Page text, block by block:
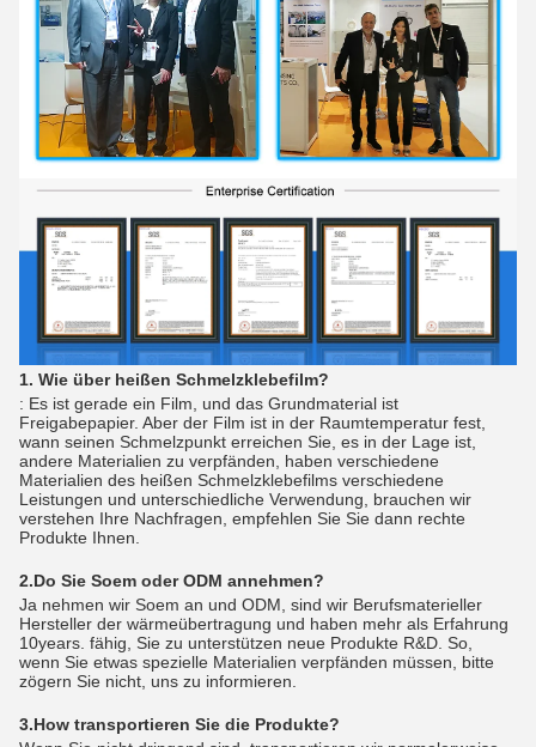
1. Wie über heißen Schmelzklebefilm?
: Es ist gerade ein Film, und das Grundmaterial ist
Freigabepapier. Aber der Film ist in der Raumtemperatur fest,
wann seinen Schmelzpunkt erreichen Sie, es in der Lage ist,
andere Materialien zu verpfänden, haben verschiedene
Materialien des heißen Schmelzklebefilms verschiedene
Leistungen und unterschiedliche Verwendung, brauchen wir
verstehen Ihre Nachfragen, empfehlen Sie Sie dann rechte
Produkte Ihnen.
2.Do Sie Soem oder ODM annehmen?
Ja nehmen wir Soem an und ODM, sind wir Berufsmaterieller
Hersteller der wärmeübertragung und haben mehr als Erfahrung
10years. fähig, Sie zu unterstützen neue Produkte R&D. So,
wenn Sie etwas spezielle Materialien verpfänden müssen, bitte
zögern Sie nicht, uns zu informieren.
3.How transportieren Sie die Produkte?